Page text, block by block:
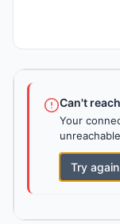
Can't
Your
Try again